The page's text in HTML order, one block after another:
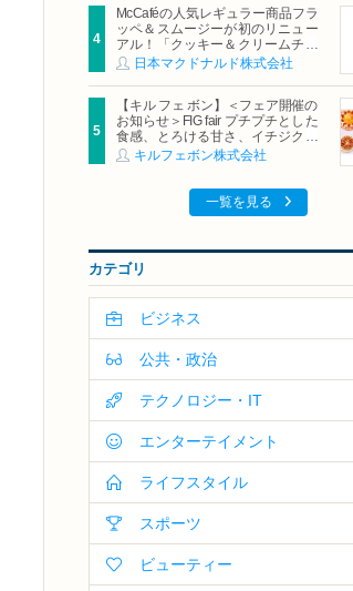
McCaféの人気レギュラー商品フラ
ッペ＆スムージーが初のリニュー
アル！「クッキー＆クリームチョ
コフラッペ」「マンゴースムージ
ー」8月5日（水）から販売開始
日本マクドナルド株式会社
【キル フェ ボン】＜フェア開催の
お知らせ＞FIG fair プチプチとした
食感、とろける甘さ、イチジクの
魅力をたっぷりと。新作を含め、
イチジク尽くしの全4種が登場8月
キルフェボン株式会社
一覧を見る
カテゴリ
ビジネス
公共・政治
テクノロジー・IT
エンターテイメント
ライフスタイル
スポーツ
ビューティー